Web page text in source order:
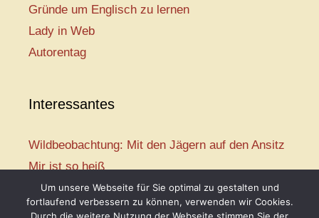
Gründe um Englisch zu lernen
Lady in Web
Autorentag
Interessantes
Wildbeobachtung: Mit den Jägern auf den Ansitz
Mir ist so heiß
Mission: Rettungsschwimmer
Vogelwelt-Entdeckertour
Um unsere Webseite für Sie optimal zu gestalten und
fortlaufend verbessern zu können, verwenden wir Cookies.